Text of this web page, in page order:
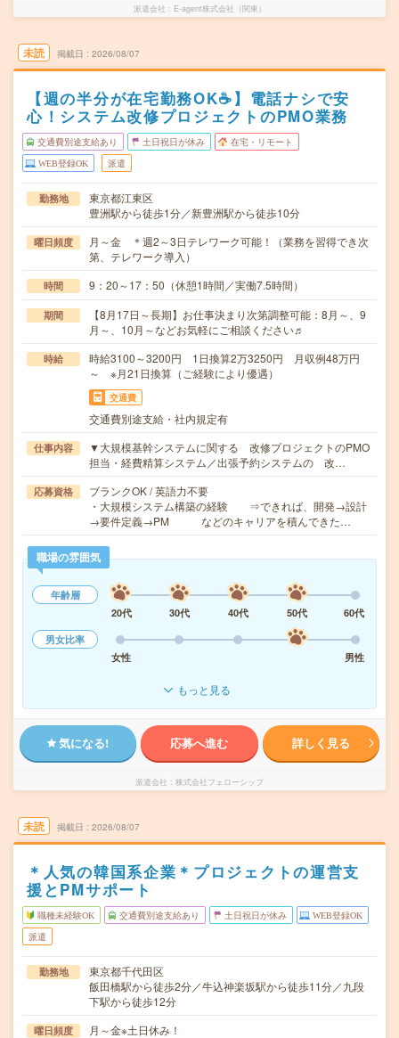
派遣会社 E-agent株式会社（関東）
未読 掲載日 2026/08/07
【週の半分が在宅勤務OK☕】電話ナシで安
心！システム改修プロジェクトのPMO業務
交通費別途支給あり 土日祝日が休み 在宅・リモート
WEB登録OK 派遣
勤務地
東京都江東区
豊洲駅から徒歩1分／新豊洲駅から徒歩10分
曜日頻度
月～金 ＊週2～3日テレワーク可能！（業務を習得でき次
第、テレワーク導入）
時間 9：20～17：50（休憩1時間／実働7.5時間）
期間
【8月17日～長期】お仕事決まり次第調整可能：8月～、9
月～、10月～などお気軽にご相談ください♬
時給
時給3100～3200円 1日換算2万3250円 月収例48万円
～ ※月21日換算（ご経験により優遇）
交通費
交通費別途支給・社内規定有
仕事内容
▼大規模基幹システムに関する 改修プロジェクトのPMO
担当・経費精算システム／出張予約システムの 改…
応募資格
ブランクOK / 英語力不要
・大規模システム構築の経験 ⇒できれば、開発→設計
→要件定義→PM などのキャリアを積んできた…
職場の雰囲気
年齢層
20代
30代 40代 50代
60代
男女比率
女性
男性
もっと見る
気になる! 応募へ進む 詳しく見る
派遣会社 株式会社フェローシップ
未読 掲載日 2026/08/07
＊人気の韓国系企業＊プロジェクトの運営支
援とPMサポート
職種未経験OK 交通費別途支給あり 土日祝日が休み WEB登録OK
派遣
勤務地
東京都千代田区
飯田橋駅から徒歩2分／牛込神楽坂駅から徒歩11分／九段
下駅から徒歩12分
曜日頻度 月～金※土日休み！